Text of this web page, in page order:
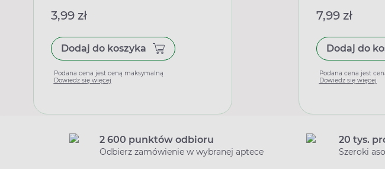
3,99 zł
Dodaj do koszyka
Podana cena jest ceną maksymalną
Dowiedz się więcej
7,99 zł
Dodaj do
Podana cena jest
Dowiedz się więcej
2 600 punktów odbioru
Odbierz zamówienie w wybranej aptece
20 tys.
Szeroki